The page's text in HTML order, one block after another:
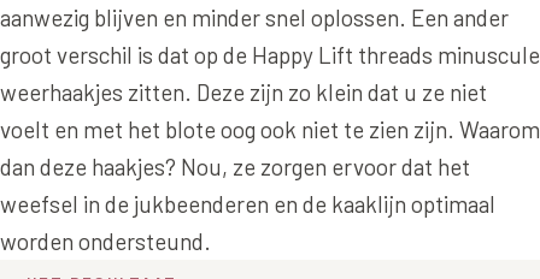
Jukbeenderen
Wangen
CONTOUR & HALS
Kaaklijn
Hals
Saypha Volume
Saypha Volume Plus
Sculptra (collageen aanmaak)
Silhouette Soft
Teosyal Redensity
Instagram Gezicht Profiel
Volume Verlies Profiel
Atletisch verouderings profiel
Digitale Nek Profiel
aanwezig blijven en minder snel oplossen. Een ander
groot verschil is dat op de Happy Lift threads minuscule
weerhaakjes zitten. Deze zijn zo klein dat u ze niet
voelt en met het blote oog ook niet te zien zijn. Waarom
dan deze haakjes? Nou, ze zorgen ervoor dat het
weefsel in de jukbeenderen en de kaaklijn optimaal
worden ondersteund.